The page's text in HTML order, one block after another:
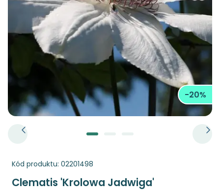
-20%
Kód produktu: 02201498
Clematis 'Krolowa Jadwiga'